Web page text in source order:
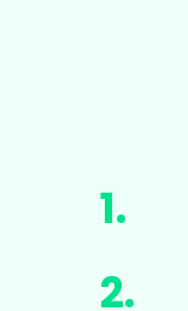
1.
2.